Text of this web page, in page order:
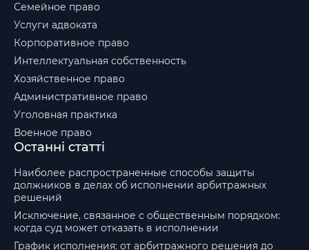
Семейное право
Услуги адвоката
Корпоративное право
Интеллектуальная собственность
Хозяйственное право
Административное право
Уголовная практика
Военное право
Останні статті
Наиболее распространенные способы защиты
должников в делах об исполнении арбитражных
решений
Исключение, связанное с общественным порядком:
когда суд может отказать в исполнении
График исполнения: от арбитражного решения до